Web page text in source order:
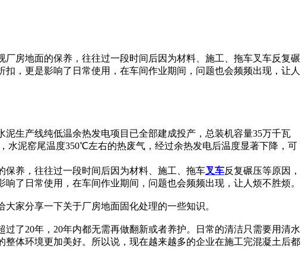
房地面的保养，往往过一段时间后因为材料、施工、拖车叉车反复碾
，更是影响了日常使用，在车间作业期间，问题也会频频出现，让人
生产线纯低温余热发电项目已全部建成投产，总装机容量35万千瓦
水泥窑尾温度350℃左右的热废气，经过余热发电后温度显著下降，可
养，往往过一段时间后因为材料、施工、拖车叉车反复碾压等原因，
了日常使用，在车间作业期间，问题也会频频出现，让人烦不胜烦。
家分享一下关于厂房地面固化处理的一些知识。
了20年，20年内都无需再做翻新或者养护。日常的清洁只需要用清水
体环境更加美好。所以说，现在越来越多的企业在施工完混凝土后都